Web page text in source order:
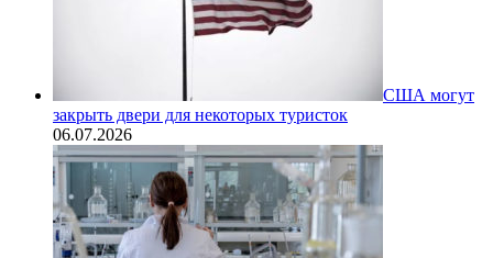
США могут
закрыть двери для некоторых туристок
06.07.2026